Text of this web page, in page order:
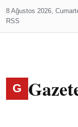
8 Ağustos 2026,
RSS
G